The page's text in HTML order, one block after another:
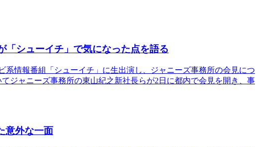
「シューイチ」で気になった点を語る
系情報番組「シューイチ」に生出演し、ジャニーズ事務所の会見につ
ジャニーズ事務所の東山紀之新社長らが2日に都内で会見を開き、事
意外な一面